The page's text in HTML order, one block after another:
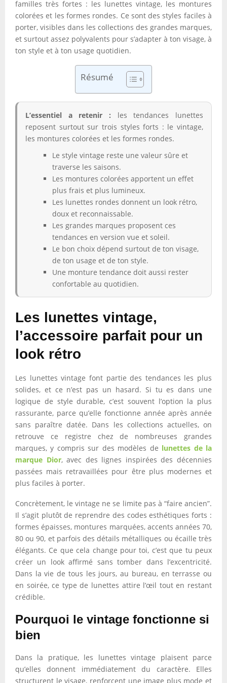
familles très fortes : les lunettes vintage, les montures
colorées et les formes rondes. Ce sont des styles faciles à
porter, visibles dans les collections des grandes marques,
et surtout assez polyvalents pour s’adapter à ton visage, à
ton style et à ton usage quotidien.
Résumé
L’essentiel a retenir : les tendances lunettes
reposent surtout sur trois styles forts : le vintage,
les montures colorées et les formes rondes.
Le style vintage reste une valeur sûre et
traverse les saisons.
Les montures colorées apportent un effet
plus frais et plus lumineux.
Les lunettes rondes donnent un look rétro,
doux et reconnaissable.
Les grandes marques proposent ces
tendances en version vue et soleil.
Le bon choix dépend surtout de ton visage,
de ton usage et de ton style.
Une monture tendance doit aussi rester
confortable au quotidien.
Les lunettes vintage,
l’accessoire parfait pour un
look rétro
Les lunettes vintage font partie des tendances les plus
solides, et ce n’est pas un hasard. Si tu es dans une
logique de style durable, c’est souvent l’option la plus
rassurante, parce qu’elle fonctionne année après année
sans paraître datée. Dans les collections actuelles, on
retrouve ce registre chez de nombreuses grandes
marques, y compris sur des modèles de lunettes de la
marque Dior, avec des lignes inspirées des décennies
passées mais retravaillées pour être plus modernes et
plus faciles à porter.
Concrètement, le vintage ne se limite pas à “faire ancien”.
Il s’agit plutôt de reprendre des codes esthétiques forts :
formes épaisses, montures marquées, accents années 70,
80 ou 90, et parfois des détails métalliques ou écaille très
élégants. Ce que cela change pour toi, c’est que tu peux
créer un look affirmé sans tomber dans l’excentricité.
Dans la vie de tous les jours, au bureau, en terrasse ou
en soirée, ce type de lunettes attire l’œil tout en restant
crédible.
Pourquoi le vintage fonctionne si
bien
Dans la pratique, les lunettes vintage plaisent parce
qu’elles donnent immédiatement du caractère. Elles
structurent le visage, renforcent une image plus mode et